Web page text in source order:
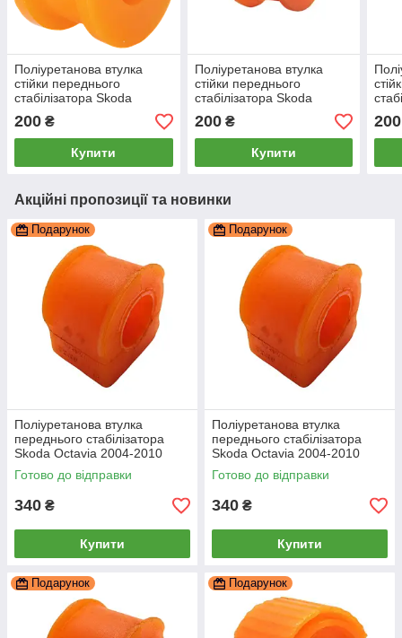
Поліуретанова втулка
стійки переднього
стабілізатора Skoda
200 ₴
Купити
Поліуретанова втулка
стійки переднього
стабілізатора Skoda
200₴
Купити
200
Акційні пропозиції та новинки
Подарунок
Поліуретанова втулка
переднього стабілізатора
Skoda Octavia 2004-2010
21мм, PP-0057P
Готово до відправки
340 ₴
Купити
Подарунок
Поліуретанова втулка
переднього стабілізатора
Skoda Octavia 2004-2010
19мм ПІД вироблення, PP-
0057P
Готово до відправки
340 ₴
Купити
Подарунок Подарунок